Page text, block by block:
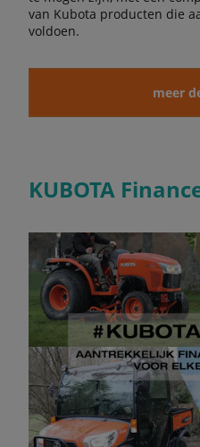
van Kubota producten die
voldoen.
meer
KUBOTA